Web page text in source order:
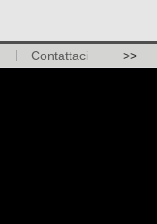
Contattaci >>